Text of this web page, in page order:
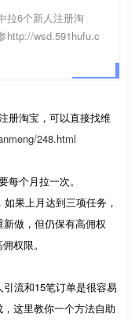
拉6个新人注册淘
http://wsd.591hufu.c
册淘宝，可以直接找维
248.html
个月拉一次。
果上月达到三项任务，
做，但仍保有高佣权
权限。
流和15笔订单是很容易
这里教你一个方法自助